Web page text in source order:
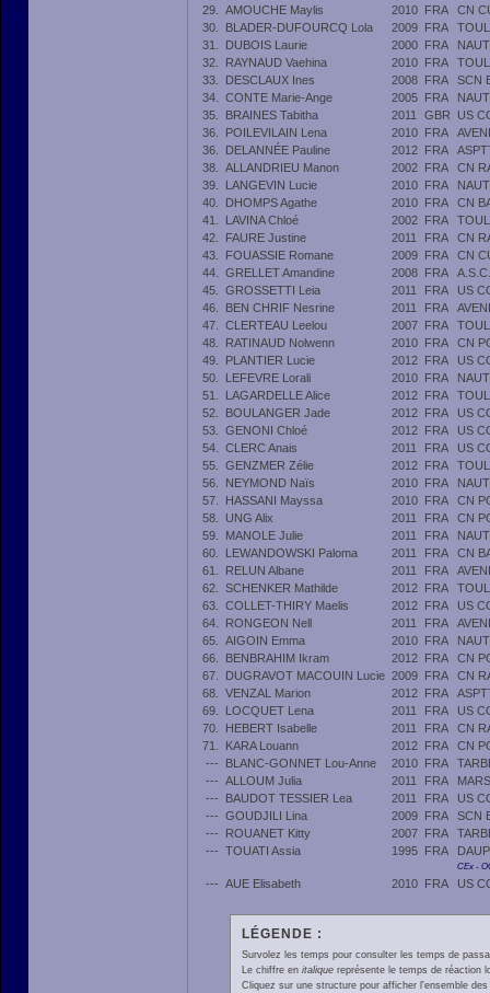
29.
AMOUCHE Maylis 2010 FRA
CN
30.
BLADER-DUFOURCQ Lola 2009 FRA
31.
DUBOIS Laurie 2000 FRA
32.
RAYNAUD Vaehina 2010 FRA
33.
DESCLAUX Ines 2008 FRA
SCN
34.
CONTE Marie-Ange 2005 FRA
35.
BRAINES Tabitha 2011 GBR
US
36.
POILEVILAIN Lena 2010 FRA
36.
DELANNÉE Pauline 2012 FRA
38.
ALLANDRIEU Manon 2002 FRA
CN
39.
LANGEVIN Lucie 2010 FRA
40.
DHOMPS Agathe 2010 FRA
CN
41.
LAVINA Chloé 2002 FRA
42.
FAURE Justine 2011 FRA
CN
43.
FOUASSIE Romane 2009 FRA
CN
44.
GRELLET Amandine 2008 FRA
45.
GROSSETTI Leia 2011 FRA
US
46.
BEN CHRIF Nesrine 2011 FRA
47.
CLERTEAU Leelou 2007 FRA
48.
RATINAUD Nolwenn 2010 FRA
CN
49.
PLANTIER Lucie 2012 FRA
US
50.
LEFEVRE Lorali 2010 FRA
51.
LAGARDELLE Alice 2012 FRA
52.
BOULANGER Jade 2012 FRA
US
53.
GENONI Chloé 2012 FRA
US
54.
CLERC Anais 2011 FRA
US
55.
GENZMER Zélie 2012 FRA
56.
NEYMOND Naïs 2010 FRA
57.
HASSANI Mayssa 2010 FRA
CN
58.
UNG Alix 2011 FRA
CN
59.
MANOLE Julie 2011 FRA
60.
LEWANDOWSKI Paloma 2011 FRA
CN
61.
RELUN Albane 2011 FRA
62.
SCHENKER Mathilde 2012 FRA
63.
COLLET-THIRY Maelis 2012 FRA
US
64.
RONGEON Nell 2011 FRA
65.
AIGOIN Emma 2010 FRA
66.
BENBRAHIM Ikram 2012 FRA
CN
67.
DUGRAVOT MACOUIN Lucie 2009 FRA
CN
68.
VENZAL Marion 2012 FRA
69.
LOCQUET Lena 2011 FRA
US
70.
HEBERT Isabelle 2011 FRA
CN
71.
KARA Louann 2012 FRA
CN
---
BLANC-GONNET Lou-Anne 2010 FRA
--- ALLOUM Julia 2011 FRA
---
BAUDOT TESSIER Lea 2011 FRA
US
--- GOUDJILI Lina 2009 FRA
SCN
---
ROUANET Kitty 2007 FRA
--- TOUATI Assia 1995 FRA
CEx -
--- AUE Elisabeth 2010 FRA US
LÉGENDE :
Survolez les temps pour consulter les temps de
Le chiffre en italiquereprésente le temps de réaction
Cliquez sur une structure pour afficher l'ensemble